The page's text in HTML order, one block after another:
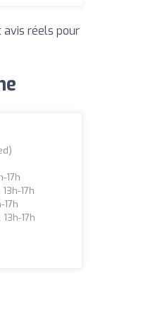
avis réels pour
17h
17h
17h
17h